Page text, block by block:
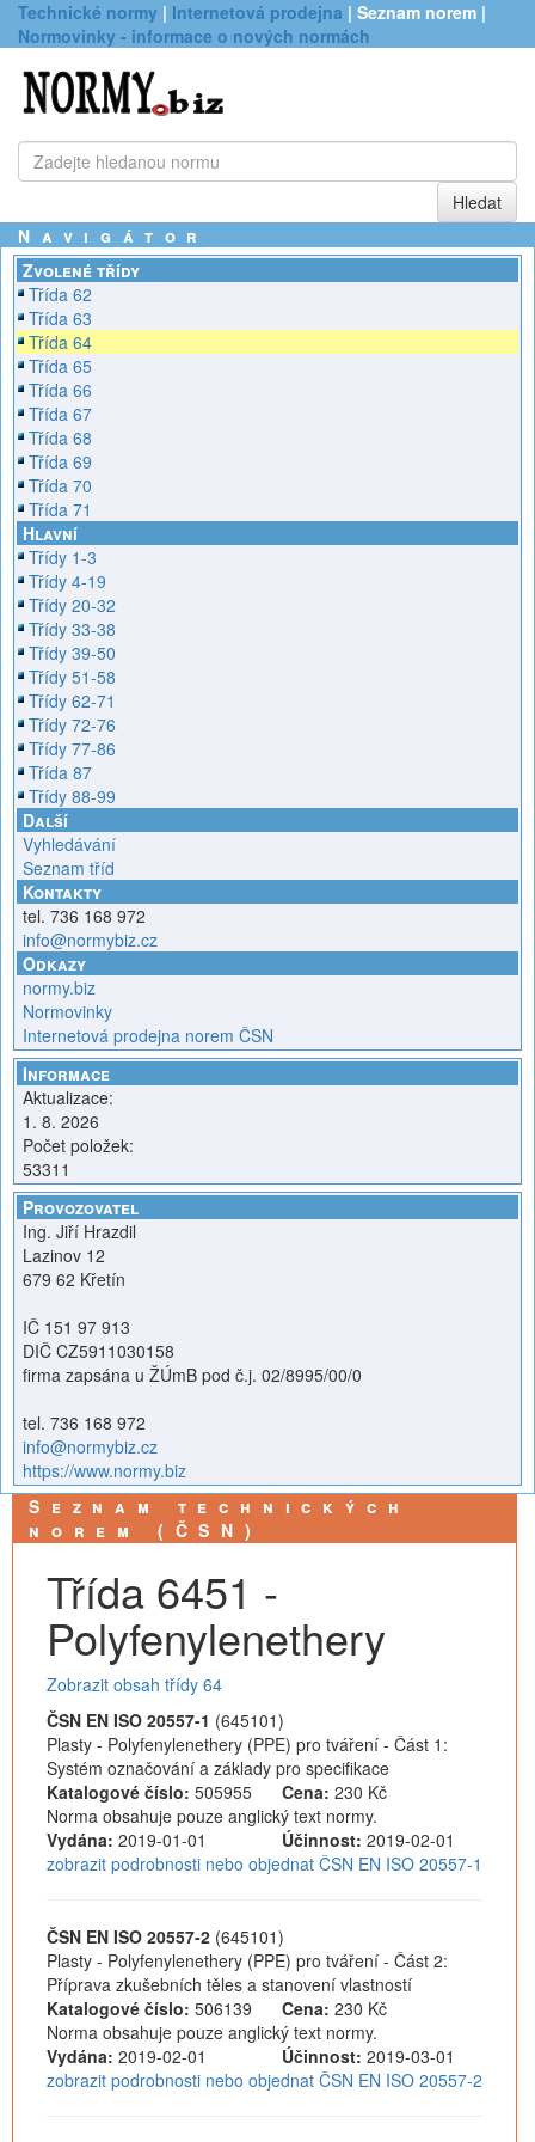
Technické normy | Internetová prodejna | Seznam norem |
Normovinky - informace o nových normách
Navigátor
Zvolené třídy
Třída 62
Třída 63
Třída 64
Třída 65
Třída 66
Třída 67
Třída 68
Třída 69
Třída 70
Třída 71
Hlavní
Třídy 1-3
Třídy 4-19
Třídy 20-32
Třídy 33-38
Třídy 39-50
Třídy 51-58
Třídy 62-71
Třídy 72-76
Třídy 77-86
Třída 87
Třídy 88-99
Další
Vyhledávání
Seznam tříd
Kontakty
tel. 736 168 972
info@normybiz.cz
Odkazy
normy.biz
Normovinky
Internetová prodejna norem ČSN
Informace
Aktualizace:
1. 8. 2026
Počet položek:
53311
Provozovatel
Ing. Jiří Hrazdil
Lazinov 12
679 62 Křetín
IČ 151 97 913
DIČ CZ5911030158
firma zapsána u ŽÚmB pod č.j. 02/8995/00/0
tel. 736 168 972
info@normybiz.cz
https://www.normy.biz
Seznam technických
norem (ČSN)
Třída 6451 -
Polyfenylenethery
Zobrazit obsah třídy 64
ČSN EN ISO 20557-1 (645101)
Plasty - Polyfenylenethery (PPE) pro tváření - Část 1:
Systém označování a základy pro specifikace
Katalogové číslo: 505955 Cena: 230 Kč
Norma obsahuje pouze anglický text normy.
Vydána: 2019-01-01 Účinnost: 2019-02-01
zobrazit podrobnosti nebo objednat ČSN EN ISO 20557-1
ČSN EN ISO 20557-2 (645101)
Plasty - Polyfenylenethery (PPE) pro tváření - Část 2:
Příprava zkušebních těles a stanovení vlastností
Katalogové číslo: 506139 Cena: 230 Kč
Norma obsahuje pouze anglický text normy.
Vydána: 2019-02-01 Účinnost: 2019-03-01
zobrazit podrobnosti nebo objednat ČSN EN ISO 20557-2